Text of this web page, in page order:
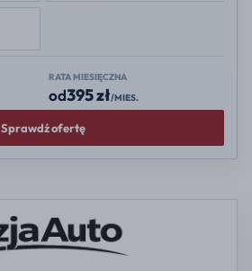
RATA MIESIĘCZNA
od395 zł/MIES.
Sprawdź ofertę